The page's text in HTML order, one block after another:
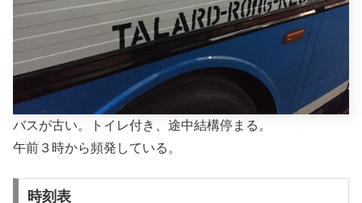
バスが古い。トイレ付き、途中結構停まる。
午前３時から頻発している。
時刻表